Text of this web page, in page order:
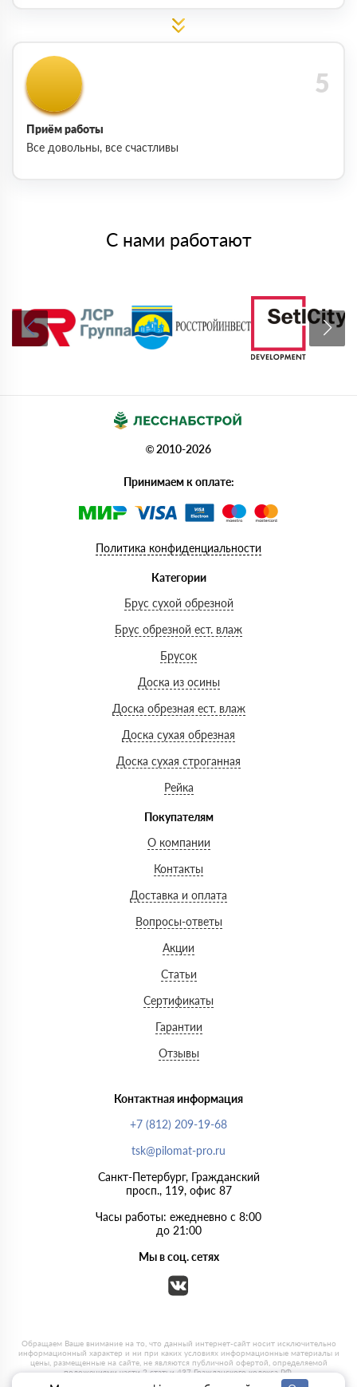
Приём работы
Все довольны, все счастливы
С нами работают
© 2010-2026
Принимаем к оплате:
Политика конфиденциальности
Категории
Брус сухой обрезной
Брус обрезной ест. влаж
Брусок
Доска из осины
Доска обрезная ест. влаж
Доска сухая обрезная
Доска сухая строганная
Рейка
Покупателям
О компании
Контакты
Доставка и оплата
Вопросы-ответы
Акции
Статьи
Сертификаты
Гарантии
Отзывы
Контактная информация
+7 (812) 209-19-68
tsk@pilomat-pro.ru
Санкт-Петербург, Гражданский
просп., 119, офис 87
Часы работы: ежедневно с 8:00
до 21:00
Мы в соц. сетях